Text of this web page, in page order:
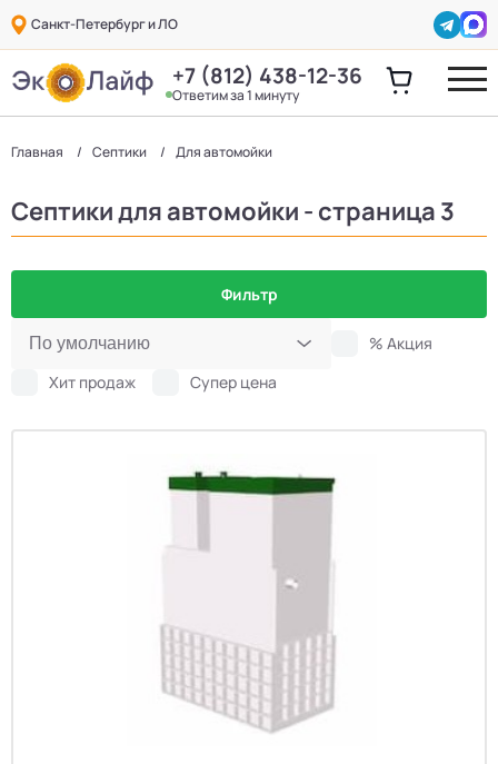
Санкт-Петербург и ЛО
+7 (812) 438-12-36
Ответим за 1 минуту
Главная Септики Для автомойки
Септики для автомойки - страница 3
Фильтр
% Акция
Хит продаж
Супер цена